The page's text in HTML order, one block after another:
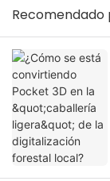
Recomendado